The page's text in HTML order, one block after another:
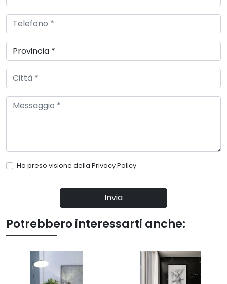
Ho preso visione della Privacy Policy
Invia
Potrebbero interessarti anche: